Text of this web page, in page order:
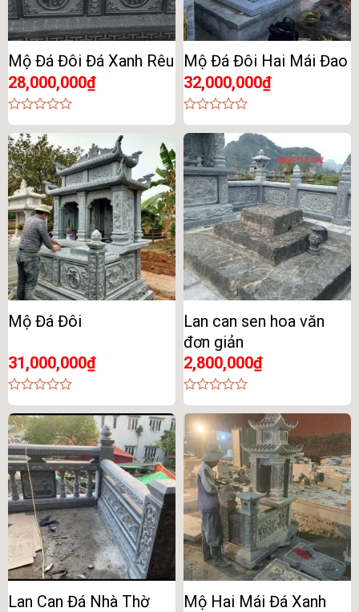
Mộ Đá Đôi Đá Xanh Rêu
28,000,000₫
0
out
of
5
Mộ Đá Đôi Hai Mái Đao
32,000,000₫
0
out
of
5
Mộ Đá Đôi
31,000,000₫
0
out
of
5
Lan can sen hoa văn
đơn giản
2,800,000₫
0
out
5
Lan Can Đá Nhà Thờ
Mộ Hai Mái Đá Xanh